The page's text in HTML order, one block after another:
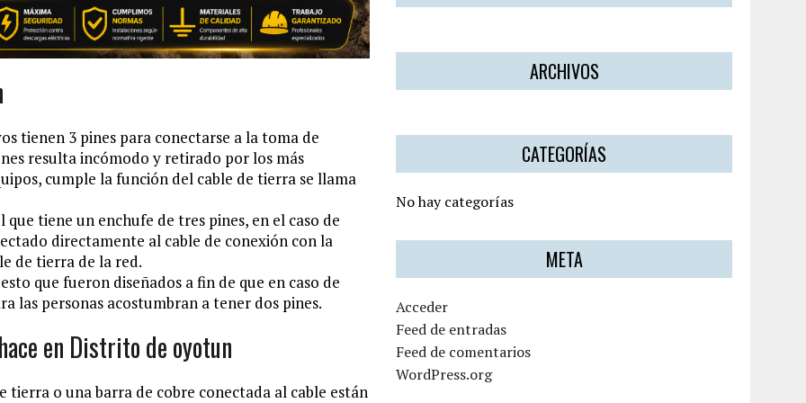
tienen 3 pines para conectarse a la toma de
resulta incómodo y retirado por los más
cumple la función del cable de tierra se llama
tiene un enchufe de tres pines, en el caso de
directamente al cable de conexión con la
de tierra de la red.
que fueron diseñados a fin de que en caso de
las personas acostumbran a tener dos pines.
en Distrito de oyotun
tierra o una barra de cobre conectada al cable están
ARCHIVOS
CATEGORÍAS
No hay categorías
META
Acceder
Feed de entradas
Feed de comentarios
WordPress.org